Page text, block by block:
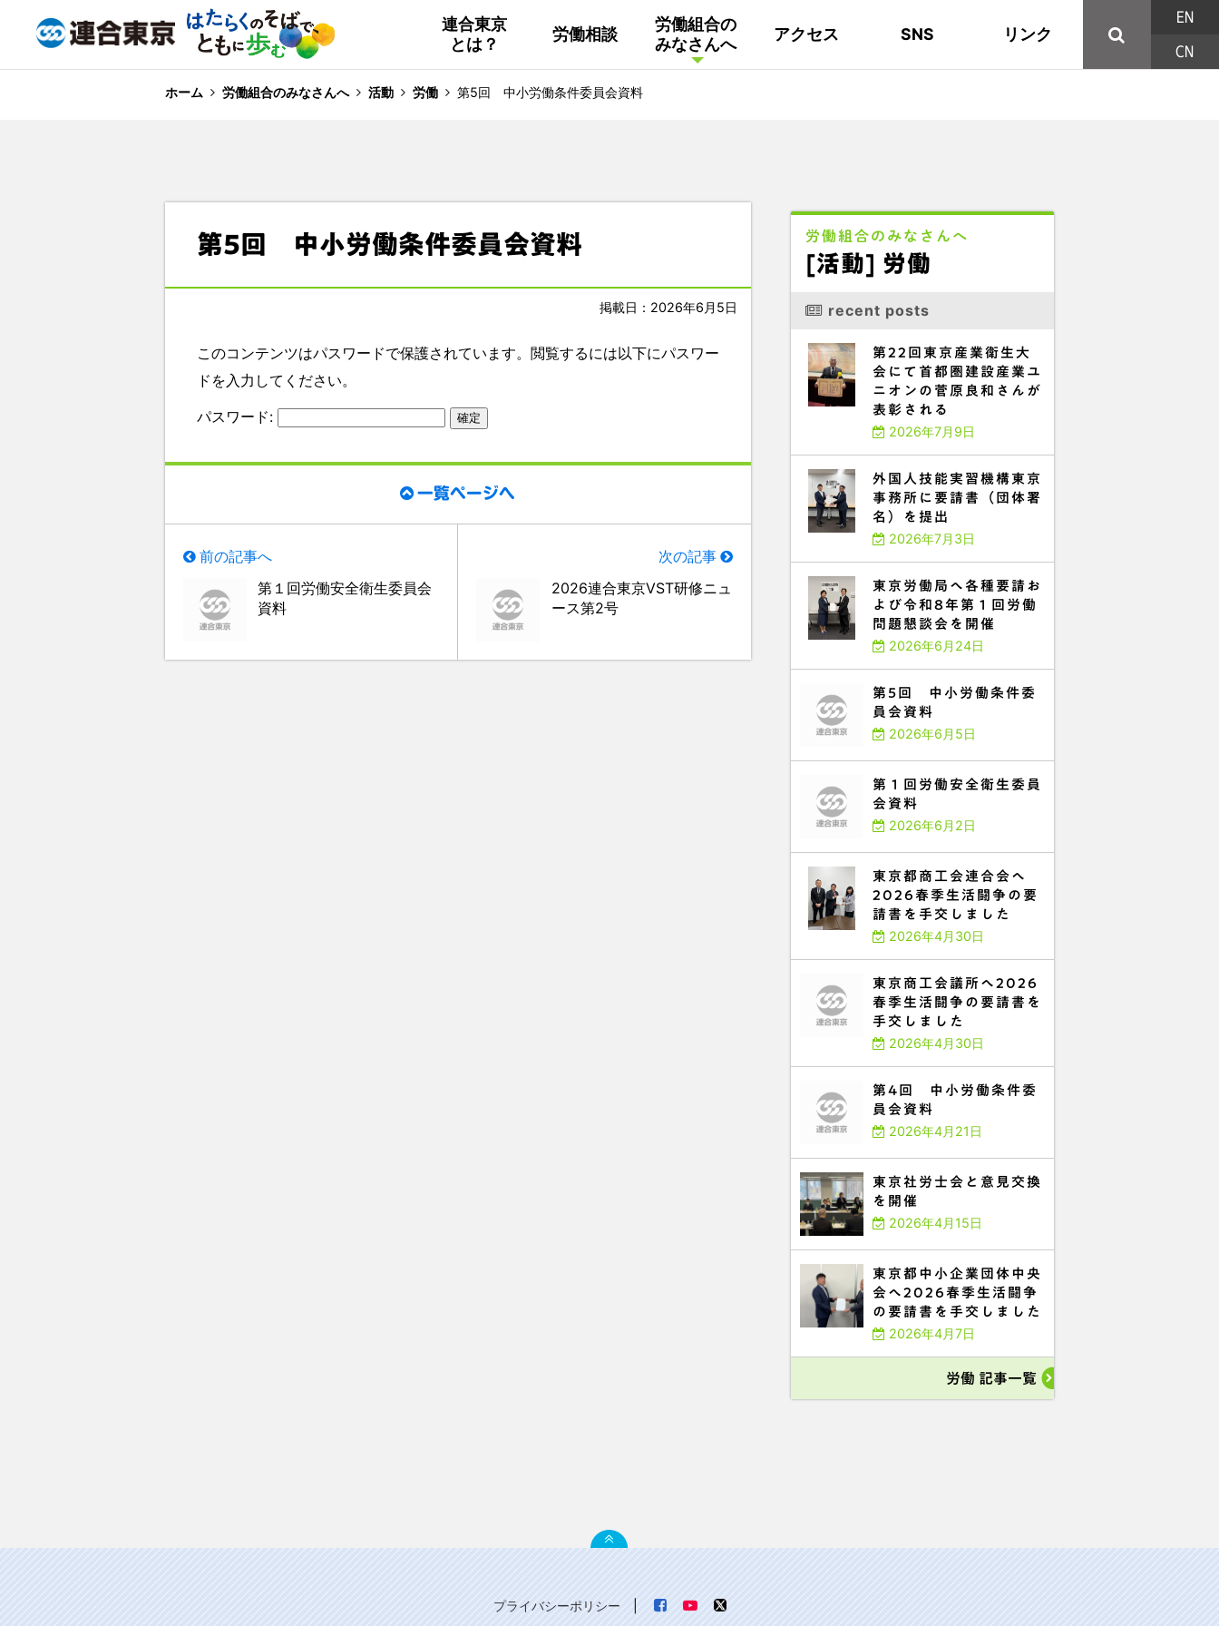
連合東京
とは？
組織概要 44の構成組織 主な取り組み
労働相談
労働組合の
みなさんへ
活動 地域活動 資料
東京NET ログイン
アクセス
連合東京 東部ブロック地協 西北ブロック
SNS
Facebook YouTube X/Twitter
リンク
EN
CN
ホーム 労働組合のみなさんへ 活動 労働 第5回 中小労働条件委員会資料
第5回 中小労働条件委員会資料
掲載日：2026年6月5日
このコンテンツはパスワードで保護されています。閲覧するには以下にパスワー
ドを入力してください。
パスワード:
一覧ページへ
前の記事へ
第１回労働安全衛生委員会
資料
次の記事
2026連合東京VST研修ニュ
ース第2号
労働組合のみなさんへ
[活動] 労働
recent posts
第22回東京産業衛生大
会にて首都圏建設産業ユ
ニオンの菅原良和さんが
表彰される
2026年7月9日
外国人技能実習機構東京
事務所に要請書（団体署
名）を提出
2026年7月3日
東京労働局へ各種要請お
よび令和8年第１回労働
問題懇談会を開催
2026年6月24日
第5回 中小労働条件委
員会資料
2026年6月5日
第１回労働安全衛生委員
会資料
2026年6月2日
東京都商工会連合会へ
2026春季生活闘争の要
請書を手交しました
2026年4月30日
東京商工会議所へ2026
春季生活闘争の要請書を
手交しました
2026年4月30日
第4回 中小労働条件委
員会資料
2026年4月21日
東京社労士会と意見交換
を開催
2026年4月15日
東京都中小企業団体中央
会へ2026春季生活闘争
の要請書を手交しました
2026年4月7日
労働 記事一覧
プライバシーポリシー